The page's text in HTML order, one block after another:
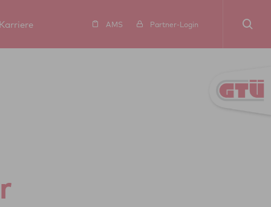
AMS Partner-Login